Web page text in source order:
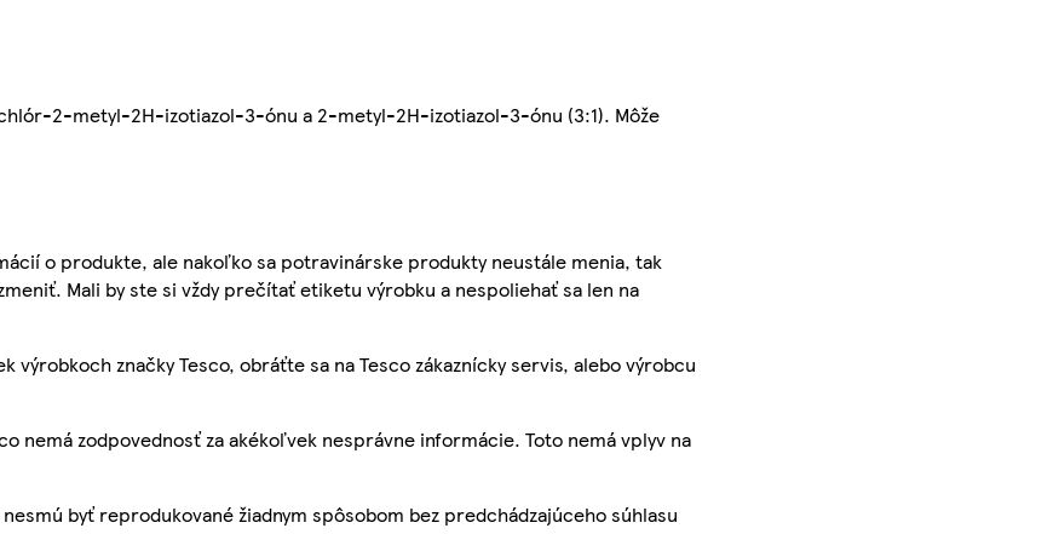
2-metyl-2H-izotiazol-3-ónu a 2-metyl-2H-izotiazol-3-ónu (3:1). Môže
o produkte, ale nakoľko sa potravinárske produkty neustále menia, tak
Mali by ste si vždy prečítať etiketu výrobku a nespoliehať sa len na
značky Tesco, obráťte sa na Tesco zákaznícky servis, alebo výrobcu
nemá zodpovednosť za akékoľvek nesprávne informácie. Toto nemá vplyv na
byť reprodukované žiadnym spôsobom bez predchádzajúceho súhlasu